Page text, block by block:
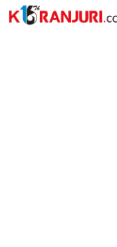
Lewati
ke